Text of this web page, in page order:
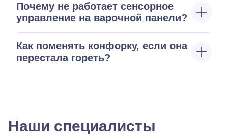
Почему не работает сенсорное
управление на варочной панели?
Как поменять конфорку, если она
перестала гореть?
Наши специалисты